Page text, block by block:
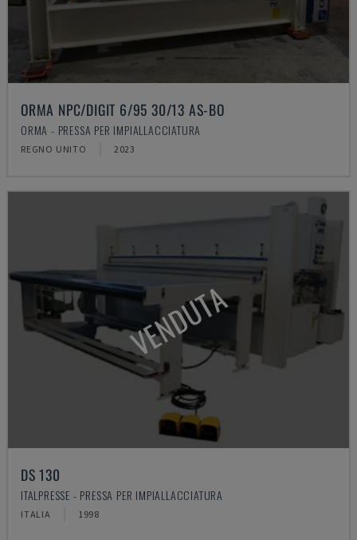
ORMA NPC/DIGIT 6/95 30/13 AS-BO
ORMA - PRESSA PER IMPIALLACCIATURA
REGNO UNITO 2023
VENDUTA
DS 130
ITALPRESSE - PRESSA PER IMPIALLACCIATURA
ITALIA 1998